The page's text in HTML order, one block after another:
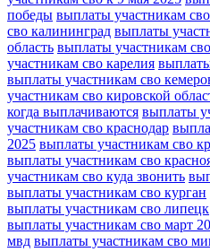
победы выплаты участникам сво
сво калининград выплаты
область выплаты участникам
участникам сво карелия
выплаты участникам сво
участникам сво кировской
когда выплачиваются выплаты
участникам сво краснодар
2025 выплаты участникам сво
выплаты участникам сво
участникам сво куда звонить
выплаты участникам сво курган
выплаты участникам сво липецк
выплаты участникам сво март
мвд выплаты участникам сво